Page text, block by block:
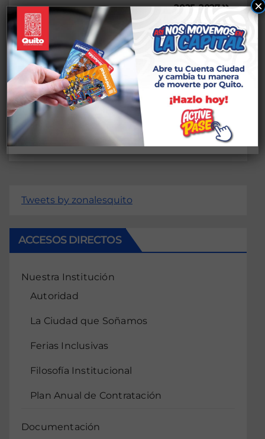
2025-2027
Deja una respuesta
Lo siento, debes estar conectado
para publicar
un comentario.
Tweets by zonalesquito
ACCESOS DIRECTOS
Nuestra Institución
Autoridad
La Ciudad que Soñamos
Ferias Inclusivas
Filosofía Institucional
Plan Anual de Contratación
Documentación
×